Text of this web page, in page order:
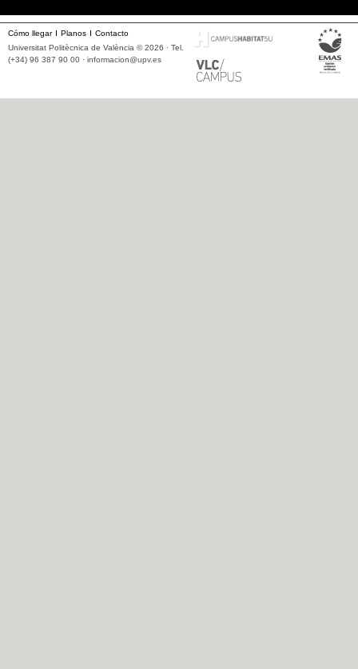
Cómo llegar Planos
Contacto
Universitat Politècnica de València © 2026 · Tel.
(+34) 96 387 90 00 · informacion@upv.es